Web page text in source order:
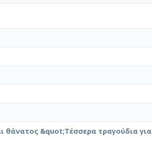
θάνατος &quot;Τέσσερα τραγούδια για